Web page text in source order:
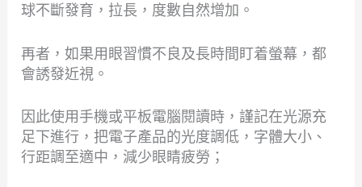
球不斷發育，拉長，度數自然增加。
再者，如果用眼習慣不良及長時間盯着螢幕，都
會誘發近視。
因此使用手機或平板電腦閱讀時，謹記在光源充
足下進行，把電子產品的光度調低，字體大小、
行距調至適中，減少眼睛疲勞；